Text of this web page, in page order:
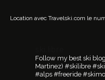
Location avec Travelski.com le
Follow my best ski
Martinez) #skilibre
#alps #freeride